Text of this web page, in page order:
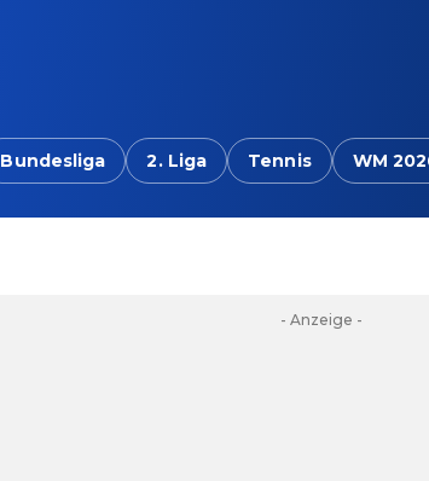
Bundesliga 2. Liga Tennis WM
- Anzeige -